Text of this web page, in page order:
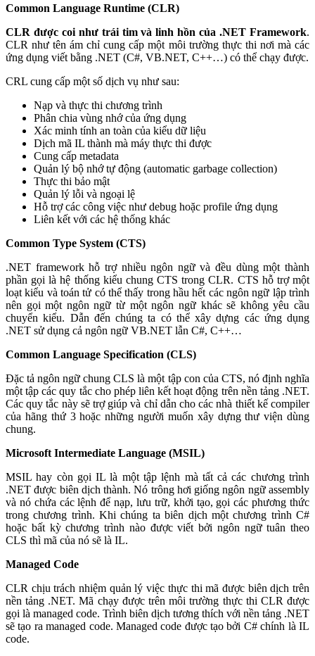
Common Language Runtime (CLR)
CLR được coi như trái tim và linh hồn của .NET Framework.
CLR như tên ám chỉ cung cấp một môi trường thực thi nơi mà các
ứng dụng viết bằng .NET (C#, VB.NET, C++…) có thể chạy được.
CRL cung cấp một số dịch vụ như sau:
Nạp và thực thi chương trình
Phân chia vùng nhớ của ứng dụng
Xác minh tính an toàn của kiểu dữ liệu
Dịch mã IL thành mà máy thực thi được
Cung cấp metadata
Quản lý bộ nhớ tự động (automatic garbage collection)
Thực thi bảo mật
Quản lý lỗi và ngoại lệ
Hỗ trợ các công việc như debug hoặc profile ứng dụng
Liên kết với các hệ thống khác
Common Type System (CTS)
.NET framework hỗ trợ nhiều ngôn ngữ và đều dùng một thành
phần gọi là hệ thống kiểu chung CTS trong CLR. CTS hỗ trợ một
loạt kiểu và toán tử có thể thấy trong hầu hết các ngôn ngữ lập trình
nên gọi một ngôn ngữ từ một ngôn ngữ khác sẽ không yêu cầu
chuyển kiểu. Dẫn đến chúng ta có thể xây dựng các ứng dụng
.NET sử dụng cả ngôn ngữ VB.NET lẫn C#, C++…
Common Language Specification (CLS)
Đặc tả ngôn ngữ chung CLS là một tập con của CTS, nó định nghĩa
một tập các quy tắc cho phép liên kết hoạt động trên nền tảng .NET.
Các quy tắc này sẽ trợ giúp và chỉ dẫn cho các nhà thiết kế compiler
của hãng thứ 3 hoặc những người muốn xây dựng thư viện dùng
chung.
Microsoft Intermediate Language (MSIL)
MSIL hay còn gọi IL là một tập lệnh mà tất cả các chương trình
.NET được biên dịch thành. Nó trông hơi giống ngôn ngữ assembly
và nó chứa các lệnh để nạp, lưu trữ, khởi tạo, gọi các phương thức
trong chương trình. Khi chúng ta biên dịch một chương trình C#
hoặc bất kỳ chương trình nào được viết bởi ngôn ngữ tuân theo
CLS thì mã của nó sẽ là IL.
Managed Code
CLR chịu trách nhiệm quản lý việc thực thi mã được biên dịch trên
nền tảng .NET. Mã chạy được trên môi trường thực thi CLR được
gọi là managed code. Trình biên dịch tương thích với nền tảng .NET
sẽ tạo ra managed code. Managed code được tạo bởi C# chính là IL
code.